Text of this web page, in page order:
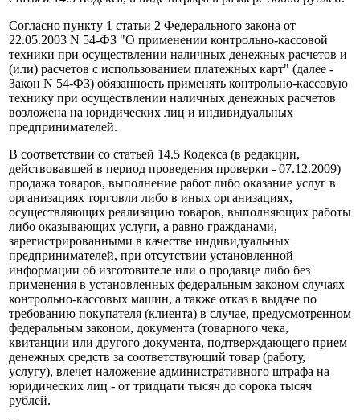
Согласно пункту 1 статьи 2 Федерального закона от
22.05.2003 N 54-ФЗ "О применении контрольно-кассовой
техники при осуществлении наличных денежных расчетов и
(или) расчетов с использованием платежных карт" (далее -
Закон N 54-ФЗ) обязанность применять контрольно-кассовую
технику при осуществлении наличных денежных расчетов
возложена на юридических лиц и индивидуальных
предпринимателей.
В соответствии со статьей 14.5 Кодекса (в редакции,
действовавшей в период проведения проверки - 07.12.2009)
продажа товаров, выполнение работ либо оказание услуг в
организациях торговли либо в иных организациях,
осуществляющих реализацию товаров, выполняющих работы
либо оказывающих услуги, а равно гражданами,
зарегистрированными в качестве индивидуальных
предпринимателей, при отсутствии установленной
информации об изготовителе или о продавце либо без
применения в установленных федеральным законом случаях
контрольно-кассовых машин, а также отказ в выдаче по
требованию покупателя (клиента) в случае, предусмотренном
федеральным законом, документа (товарного чека,
квитанции или другого документа, подтверждающего прием
денежных средств за соответствующий товар (работу,
услугу), влечет наложение административного штрафа на
юридических лиц - от тридцати тысяч до сорока тысяч
рублей.